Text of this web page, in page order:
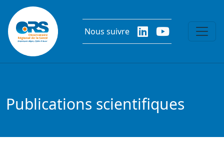
Aller au contenu principal
Nous suivre
Publications scientifiques